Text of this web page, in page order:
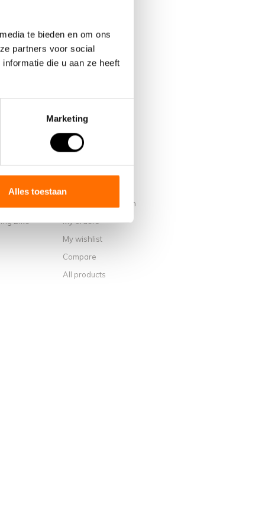
te bieden en om ons
partners voor social
die u aan ze heeft
Marketing
Alles toestaan
Bike
Account information
My orders
My wishlist
Compare
All products